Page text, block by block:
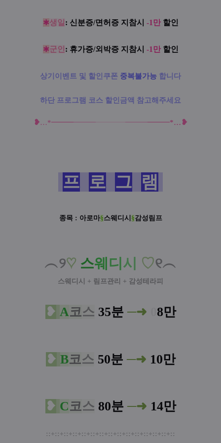
✱생일 : 신분증/면허증 지참시 -1만할인
✱군인 : 휴가증/외박증 지참시 -1만할인
상기이벤트 및 할인쿠폰 중복불가능 합니다
하단 프로그램 코스 할인금액 참고해주세요
❥…*━━━━━━━━━━━━━━━━*… ❥
프 로 그 램
종목 : 아로마§스웨디시 §감성림프
︵୨♡ 스웨 디 시 ♡୧︵
스웨디시 + 림프관리 + 감성테라피
❥ A코스 35분 ─➜ 8만
❥ B코스 50분 ─➜ 10만
❥ C코스 80분 ─➜ 14만
: : + : :+ : :+ : :+ : :+ : :+ : :+ : :+ : :+ : :+ : :+ : :+ : :+ : :+ : :